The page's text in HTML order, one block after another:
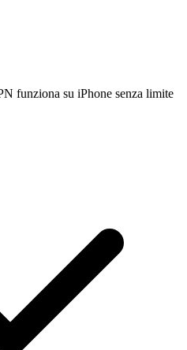
funziona su iPhone senza limite